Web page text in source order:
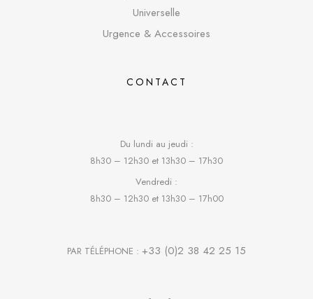
Universelle
Urgence & Accessoires
CONTACT
Du lundi au jeudi :
8h30 – 12h30 et 13h30 – 17h30
Vendredi :
8h30 – 12h30 et 13h30 – 17h00
PAR TÉLÉPHONE : +33 (0)2 38 42 25 15